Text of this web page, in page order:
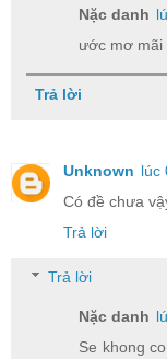
Nặc danh
ước mơ
Trả lời
Unknown lúc
Có đề chưa
Trả lời
Trả lời
Nặc danh
Se khong